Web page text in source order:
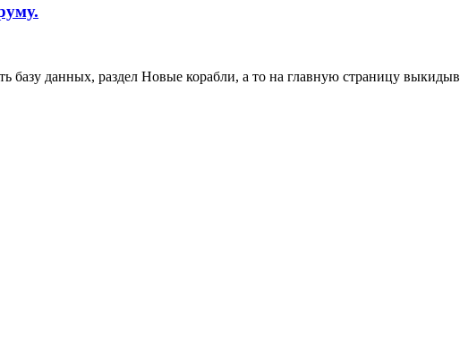
базу данных, раздел Новые корабли, а то на главную страницу